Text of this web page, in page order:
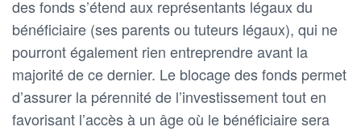
des fonds s’étend aux représentants légaux du
bénéficiaire (ses parents ou tuteurs légaux), qui ne
pourront également rien entreprendre avant la
majorité de ce dernier. Le blocage des fonds permet
d’assurer la pérennité de l’investissement tout en
favorisant l’accès à un âge où le bénéficiaire sera